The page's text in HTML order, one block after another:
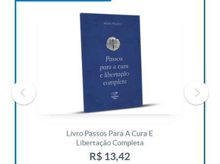
Livro Passos Para A Cura E
Libertação Completa
R$ 13,42